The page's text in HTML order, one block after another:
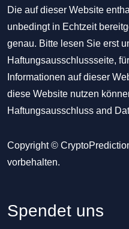
Die auf dieser Website
unbedingt in Echtzeit
genau. Bitte lesen Sie erst
Haftungsausschlussseite,
Informationen auf dieser
diese Website nutzen
Haftungsausschluss and
Copyright ©
vorbehalten.
Spendet uns